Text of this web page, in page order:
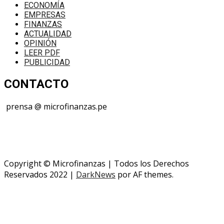
ECONOMÍA
EMPRESAS
FINANZAS
ACTUALIDAD
OPINIÓN
LEER PDF
PUBLICIDAD
CONTACTO
prensa @ microfinanzas.pe
Copyright © Microfinanzas | Todos los Derechos
Reservados 2022 | DarkNews por AF themes.